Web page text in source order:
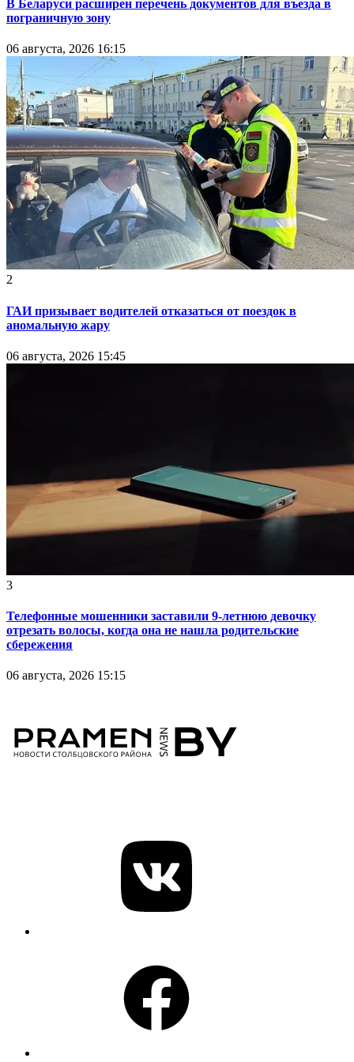
В Беларуси расширен перечень документов для въезда в
пограничную зону
06 августа, 2026 16:15
2
ГАИ призывает водителей отказаться от поездок в
аномальную жару
06 августа, 2026 15:45
3
Телефонные мошенники заставили 9-летнюю девочку
отрезать волосы, когда она не нашла родительские
сбережения
06 августа, 2026 15:15